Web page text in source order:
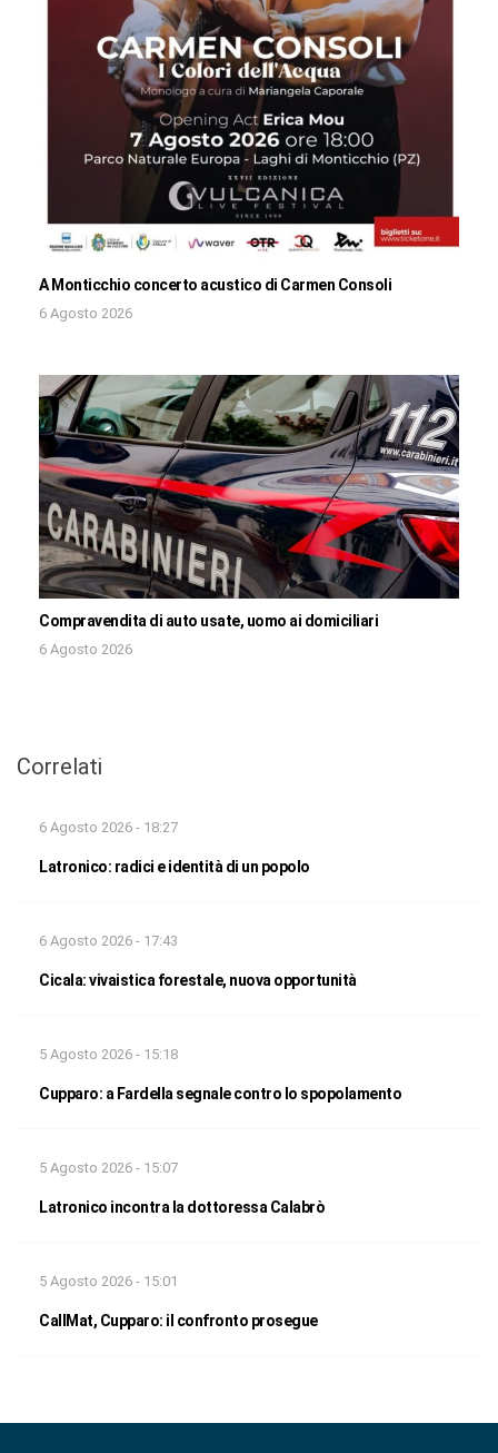
A Monticchio concerto acustico di Carmen Consoli
6 Agosto 2026
Compravendita di auto usate, uomo ai domiciliari
6 Agosto 2026
Correlati
6 Agosto 2026 - 18:27
Latronico: radici e identità di un popolo
6 Agosto 2026 - 17:43
Cicala: vivaistica forestale, nuova opportunità
5 Agosto 2026 - 15:18
Cupparo: a Fardella segnale contro lo spopolamento
5 Agosto 2026 - 15:07
Latronico incontra la dottoressa Calabrò
5 Agosto 2026 - 15:01
CallMat, Cupparo: il confronto prosegue